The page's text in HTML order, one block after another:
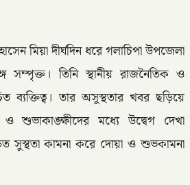
মিয়া দীর্ঘদিন ধরে গলাচিপা উপজেলা
সম্পৃক্ত। তিনি স্থানীয় রাজনৈতিক ও
ব্যক্তিত্ব। তার অসুস্থতার খবর ছড়িয়ে
শুভাকাঙ্ক্ষীদের মধ্যে উদ্বেগ দেখা
সুস্থতা কামনা করে দোয়া ও শুভকামনা